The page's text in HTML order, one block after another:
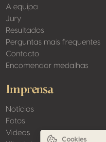
A equipa
Jury
Resultados
Perguntas mais frequentes
Contacto
Encomendar medalhas
Imprensa
Notícias
Fotos
Videos
Cookies